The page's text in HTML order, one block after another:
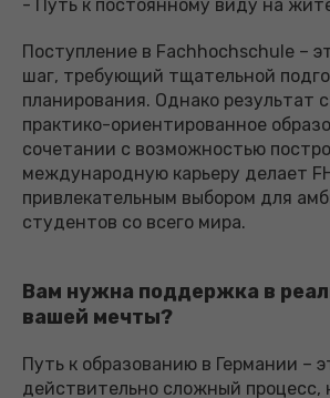
- Путь к постоянному виду на
Поступление в Fachhochschule –
шаг, требующий тщательной
планирования. Однако результат
практико-ориентированное
сочетании с возможностью
международную карьеру делает
привлекательным выбором для
студентов со всего мира.
Вам нужна поддержка в
вашей мечты?
Путь к образованию в Германии –
действительно сложный процесс,